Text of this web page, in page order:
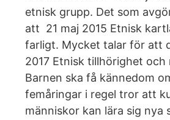
etnisk grupp. Det som
att 21 maj 2015 Etnisk
farligt. Mycket talar för att
2017 Etnisk tillhörighet
Barnen ska få kännedom
femåringar i regel tror att
människor kan lära sig